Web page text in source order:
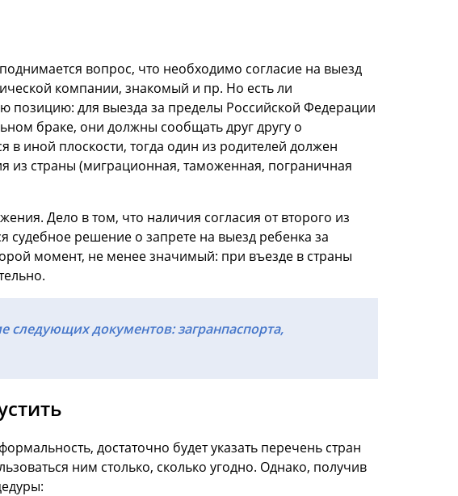
вопрос, что необходимо согласие на выезд
компании, знакомый и пр. Но есть ли
позицию: для выезда за пределы Российской Федерации
браке, они должны сообщать друг другу о
иной плоскости, тогда один из родителей должен
из страны (миграционная, таможенная, пограничная
Дело в том, что наличия согласия от второго из
решение о запрете на выезд ребенка за
момент, не менее значимый: при въезде в страны
следующих документов: загранпаспорта,
достаточно будет указать перечень стран
ним столько, сколько угодно. Однако, получив